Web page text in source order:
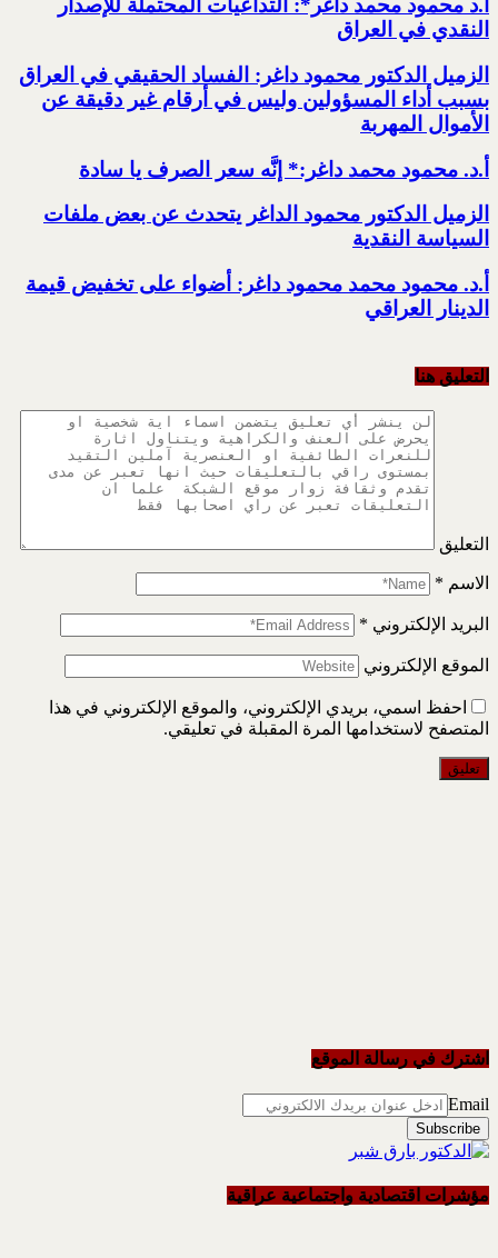
أ.د محمود محمد داغر*: التداعيات المحتملة للإصدار
النقدي في العراق
الزميل الدكتور محمود داغر: الفساد الحقيقي في العراق
بسبب أداء المسؤولين وليس في أرقام غير دقيقة عن
الأموال المهربة
أ.د. محمود محمد داغر:* إنَّه سعر الصرف يا سادة
الزميل الدكتور محمود الداغر يتحدث عن بعض ملفات
السياسة النقدية
أ.د. محمود محمد محمود داغر: أضواء على تخفيض قيمة
الدينار العراقي
التعليق هنا
التعليق
الاسم *
البريد الإلكتروني *
الموقع الإلكتروني
احفظ اسمي، بريدي الإلكتروني، والموقع الإلكتروني في هذا
المتصفح لاستخدامها المرة المقبلة في تعليقي.
اشترك في رسالة الموقع
Email
مؤشرات اقتصادية واجتماعية عراقية